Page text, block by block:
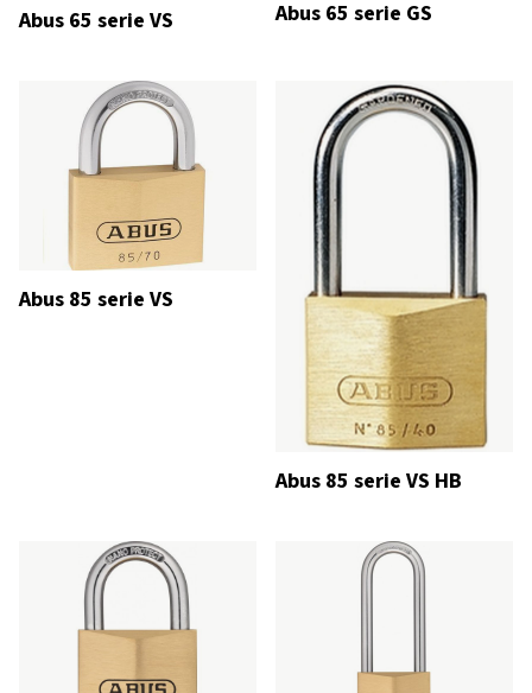
Abus 65 serie VS Abus 65 serie GS
Abus 85 serie VS
Abus 85 serie VS HB